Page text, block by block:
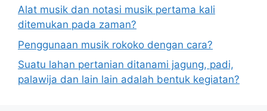
Alat musik dan notasi musik pertama kali
ditemukan pada zaman?
Penggunaan musik rokoko dengan cara?
Suatu lahan pertanian ditanami jagung, padi,
palawija dan lain lain adalah bentuk kegiatan?